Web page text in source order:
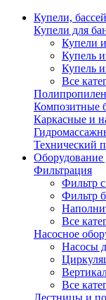
Купели,
Купели для
Купели
Купель
Купель
Все
Композитные
Каркасные и
Технический
Оборудование
Фильтрация
Фильтр
Фильтр
Все
Насосное
Насосы
Все
Лестницы и